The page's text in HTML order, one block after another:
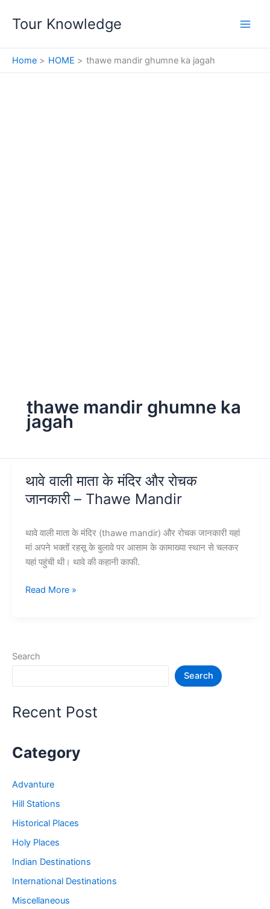
Tour Knowledge
Home HOME thawe mandir ghumne ka jagah
thawe mandir ghumne ka
jagah
थावे वाली माता के मंदिर और रोचक
जानकारी – Thawe Mandir
थावे वाली माता के मंदिर (thawe mandir) और रोचक जानकारी यहां
मां अपने भक्तों रहसू के बुलावे पर आसाम के कामाख्या स्थान से चलकर
यहां पहुंची थी। थावे की कहानी काफी.
थावे
और
Thawe
Read More »
Search
Search
Recent Post
Category
Advanture
Hill Stations
Historical Places
Holy Places
Indian Destinations
International Destinations
Miscellaneous